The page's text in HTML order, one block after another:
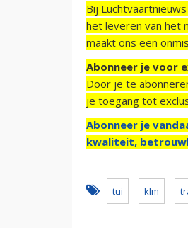
Bij
het leveren van het
maakt ons een
Abonneer je voor
Door je te
je toegang tot
Abonneer je
kwaliteit,
tui klm